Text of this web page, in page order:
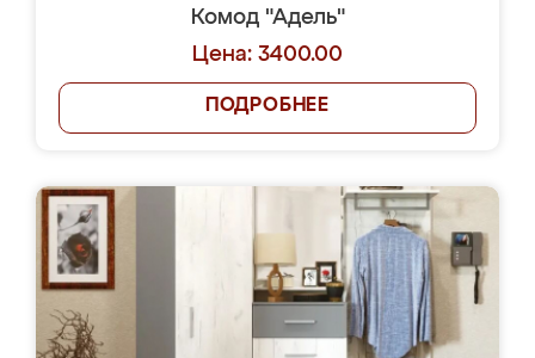
Комод "Адель"
Цена: 3400.00
ПОДРОБНЕЕ